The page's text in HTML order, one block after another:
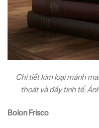
Chi tiết kim loại mảnh
thoát và đầy tinh tế.
Bolon Frisco